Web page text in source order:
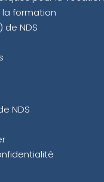
la formation
de NDS
NDS